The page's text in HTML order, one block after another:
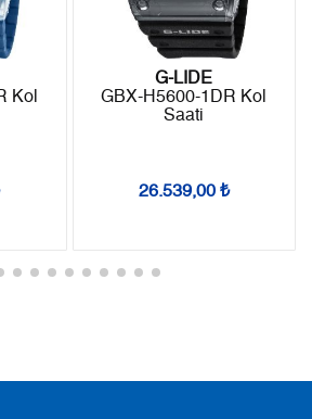
0,00 ₺
0,00 ₺
0,00 ₺ 0,00 ₺
Kol
G-LIDE
GBX-H5600-1DR Kol
Saati
26.539,00 ₺